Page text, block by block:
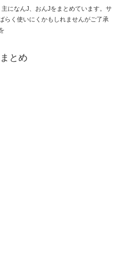
になんJ、おんJをまとめています。サ
く使いにくかもしれませんがご了承
とめ